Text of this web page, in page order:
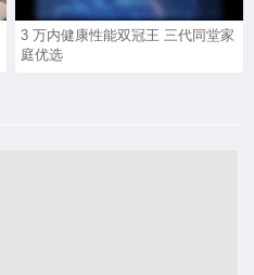
3 万内健康性能双冠王 三代同堂家
庭优选